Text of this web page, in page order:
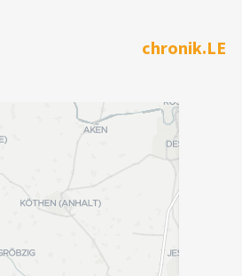
chronik.LE